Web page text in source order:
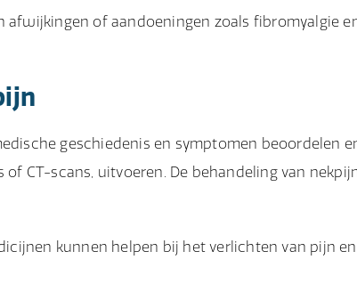
afwijkingen of aandoeningen zoals fibromyalgie
geschiedenis en symptomen beoordelen
of CT-scans, uitvoeren. De behandeling van
kunnen helpen bij het verlichten van pijn en